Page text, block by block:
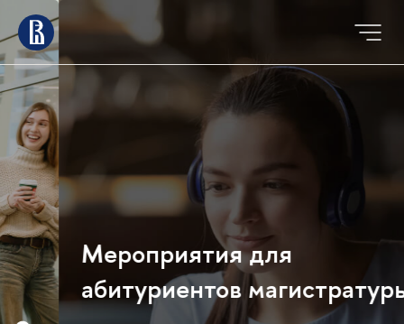
Мероприятия для
абитуриентов магистратуры